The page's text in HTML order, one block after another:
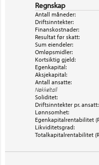
Regnskap
Antall måneder:
Driftsinntekter:
Finanskostnader:
Resultat før skatt:
Sum eiendeler:
Omløpsmidler:
Kortsiktig gjeld:
Egenkapital:
Aksjekapital:
Antall ansatte:
Nøkkeltall
Soliditet:
Driftsinntekter pr. ansatt:
Lønnsomhet:
Egenkapitalrentabilitet
Likviditetsgrad:
Totalkapitalrentabilitet